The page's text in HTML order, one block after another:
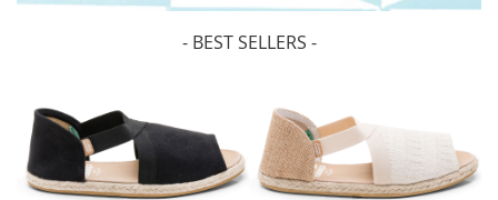
- BEST SELLERS -